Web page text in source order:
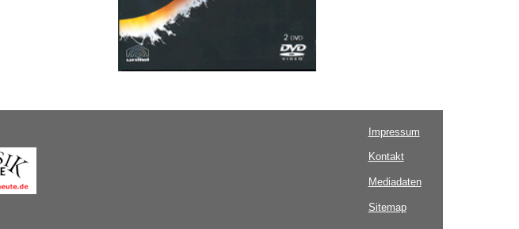
Impressum
Kontakt
Mediadaten
Sitemap